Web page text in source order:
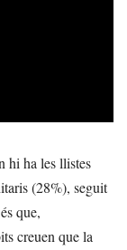
hi ha les llistes
(28%), seguit
que,
creuen que la